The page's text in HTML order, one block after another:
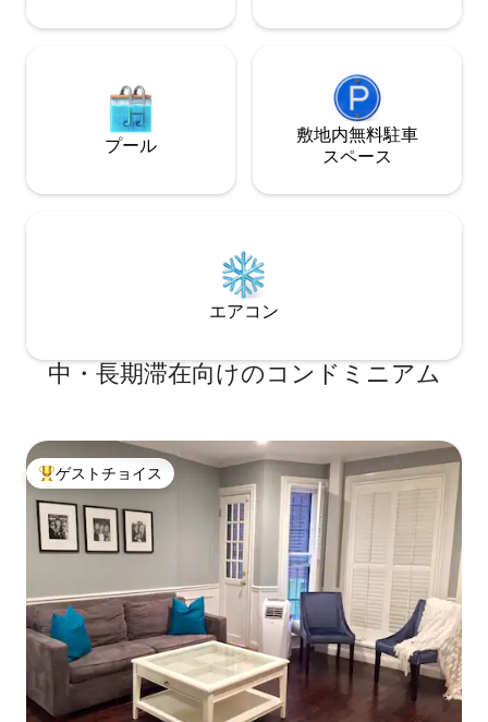
プール
敷地内無料駐⁠車
ス⁠ペ⁠ー⁠ス
エアコン
中・長期滞在向けのコンドミニアム
大好評のゲストチョイスです。
ゲストチョイス